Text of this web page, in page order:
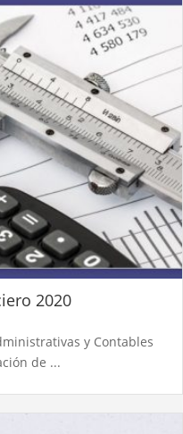
2020
y Contables
de ...